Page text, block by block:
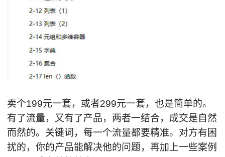
卖个199元一套，或者299元一套，也是简单的。
有了流量，又有了产品，两者一结合，成交是自然
而然的。关键词，每一个流量都要精准。对方有困
扰的，你的产品能解决他的问题，再加上一些案例